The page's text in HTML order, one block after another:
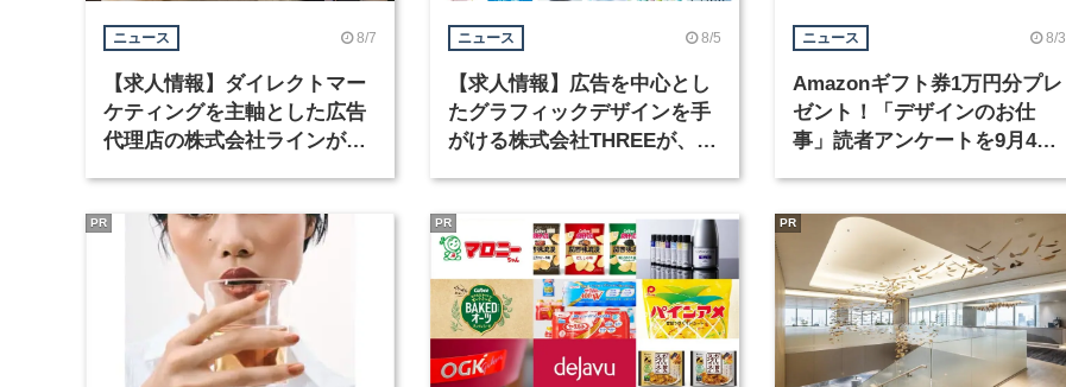
ニュース 8/7
【求人情報】ダイレクトマー
ケティングを主軸とした広告
代理店の株式会社ラインが、
ニュース 8/5
【求人情報】広告を中心とし
たグラフィックデザインを手
がける株式会社THREEが、グ
ニュース 8/3
Amazonギフト券1万円分プレ
ゼント！「デザインのお仕
事」読者アンケートを9月4日
PR PR PR